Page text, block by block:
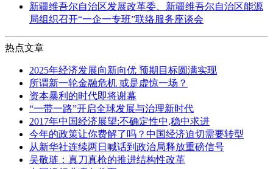
新疆维吾尔自治区发展改革委、新疆维吾尔自治区能源
局组织召开“一企一专班”联络服务座谈会
热点文章
2025年经济发展向新向优 预期目标圆满实现
所谓新一轮金融危机 或是虚惊一场？
资本暴利的时代即将谢幕
“一带一路”开启全球发展与治理新时代
2017年中国经济展望:不确定性中,稳中求进
今年的政策让你费解了吗？中国经济迫切需要转型
从新华社连续两日喊话到政治局释放重磅信号
吴敬琏：真刀真枪的推进结构性改革